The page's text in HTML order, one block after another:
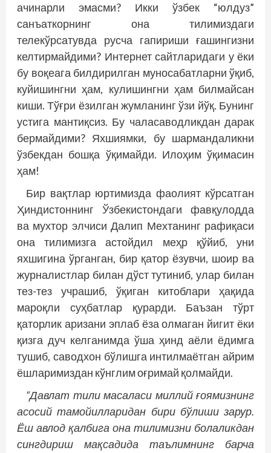
ачинарли эмасми? Икки ўзбек “юлдуз”
санъаткорнинг она тилимиздаги
телекўрсатувда русча гапириши ғашингизни
келтирмайдими? Интернет сайтларидаги у ёки
бу воқеага билдирилган муносабатларни ўқиб,
куйишингни ҳам, кулишингни ҳам билмайсан
киши. Тўғри ёзилган жумланинг ўзи йўқ. Бунинг
устига мантиқсиз. Бу чаласаводликдан дарак
бермайдими? Яхшиямки, бу шармандаликни
ўзбекдан бошқа ўқимайди. Илоҳим ўқимасин
ҳам!
Бир вақтлар юртимизда фаолият кўрсатган
Ҳиндистоннинг Ўзбекистондаги фавқулодда
ва мухтор элчиси Далип Мехтанинг рафиқаси
она тилимизга астойдил меҳр қўйиб, уни
яхшигина ўрганган, бир қатор ёзувчи, шоир ва
журналистлар билан дўст тутиниб, улар билан
тез-тез учрашиб, ўқиган китоблари ҳақида
мароқли суҳбатлар қурарди. Баъзан тўрт
қаторлик аризани эплаб ёза олмаган йигит ёки
қизга дуч келганимда ўша ҳинд аёли ёдимга
тушиб, саводхон бўлишга интилмаётган айрим
ёшларимиздан кўнглим оғримай қолмайди.
“Давлат тили масаласи миллий ғоямизнинг
асосий тамойилларидан бири бўлиши зарур.
Ёш авлод қалбига она тилимизни болаликдан
сингдириш мақсадида таълимнинг барча